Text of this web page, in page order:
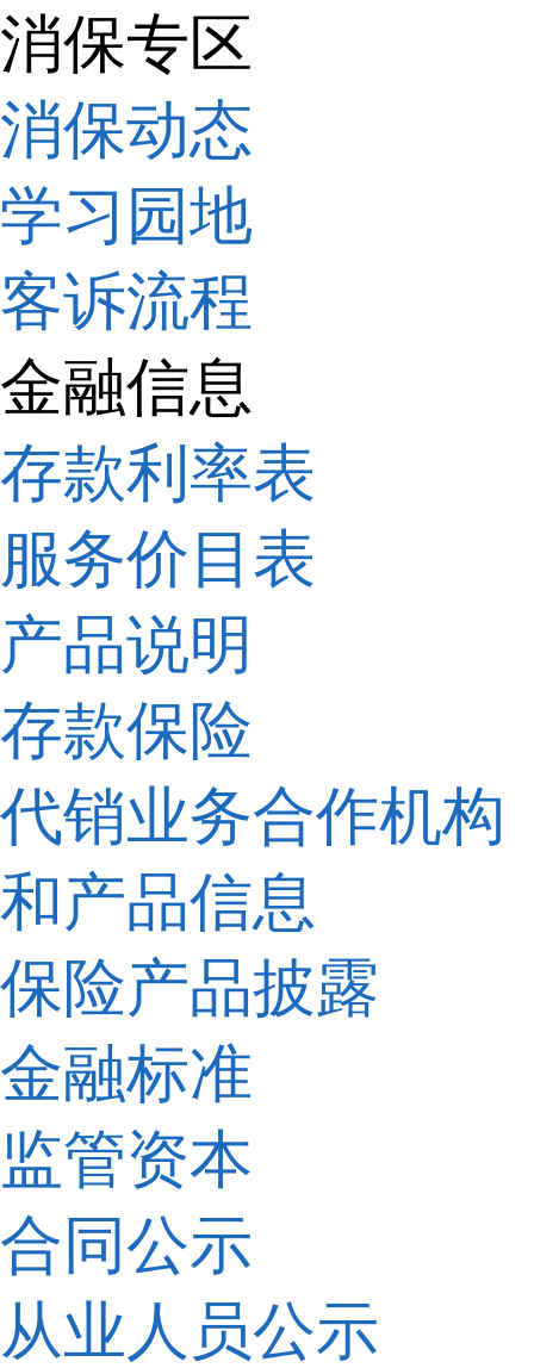
消保专区
消保动态
学习园地
客诉流程
金融信息
存款利率表
服务价目表
产品说明
存款保险
代销业务合作机构
和产品信息
保险产品披露
金融标准
监管资本
合同公示
从业人员公示